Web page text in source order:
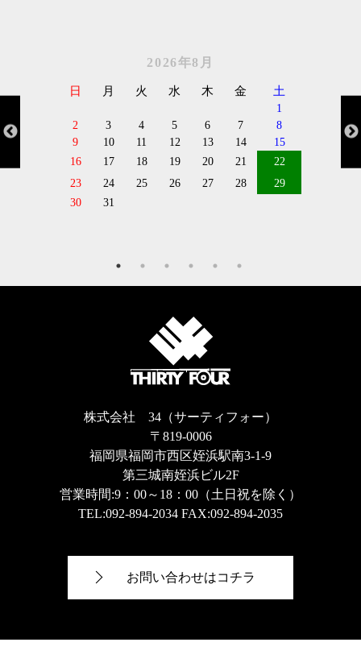
2026年8月
日 月 火 水 木 金 土
1
2
3 4 5 6 7
8
9
10 11 12 13 14
15
16
17 18 19 20 21
22
23
24 25 26 27 28
29
30
31
株式会社 34（サーティフォー）
〒819-0006
福岡県福岡市西区姪浜駅南3-1-9
第三城南姪浜ビル2F
営業時間:9：00～18：00（土日祝を除く）
TEL:092-894-2034 FAX:092-894-2035
お問い合わせはコチラ